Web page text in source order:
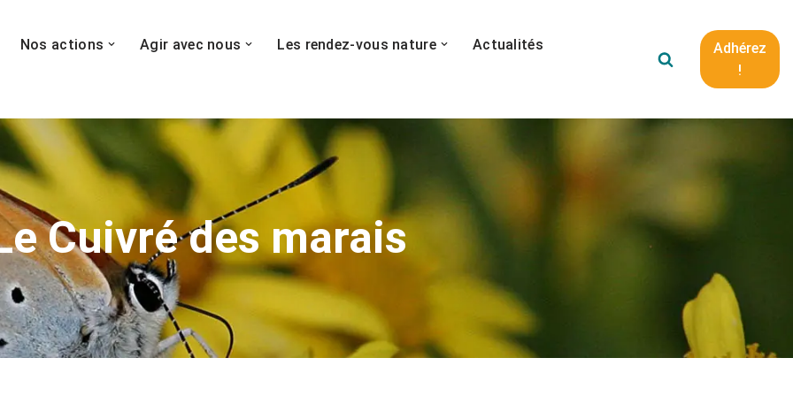
Nos actions Agir avec nous Les rendez-vous nature
Actualités
Adhérez
!
Cuivré des marais